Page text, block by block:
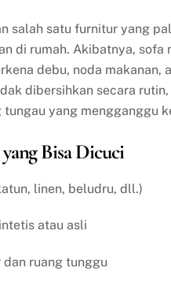
salah satu furnitur yang
di rumah. Akibatnya, sofa
debu, noda makanan,
dibersihkan secara
tungau yang mengganggu
yang Bisa Dicuci
linen, beludru, dll.)
atau asli
dan ruang tunggu